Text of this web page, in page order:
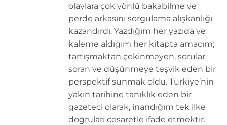
olaylara çok yönlü bakabilme ve
perde arkasını sorgulama alışkanlığı
kazandırdı. Yazdığım her yazıda ve
kaleme aldığım her kitapta amacım;
tartışmaktan çekinmeyen, sorular
soran ve düşünmeye teşvik eden bir
perspektif sunmak oldu. Türkiye’nin
yakın tarihine tanıklık eden bir
gazeteci olarak, inandığım tek ilke
doğruları cesaretle ifade etmektir.